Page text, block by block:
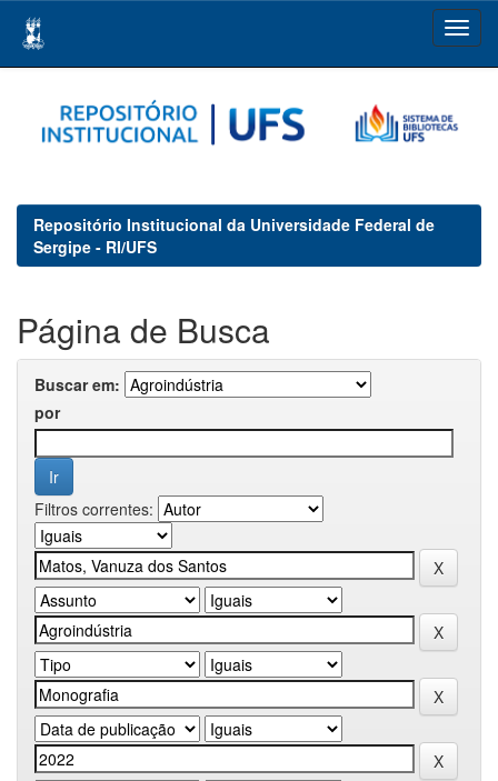
navigation
Repositório Institucional da Universidade Federal de
Sergipe - RI/UFS
Página de Busca
Buscar em:
por
Filtros correntes: